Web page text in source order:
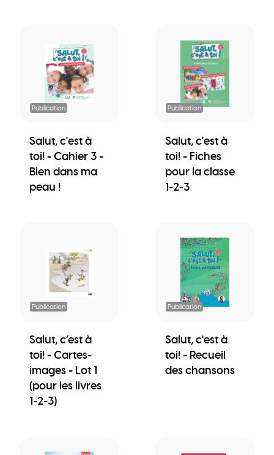
Publication
Salut, c'est à
toi! - Cahier 3 -
Bien dans ma
peau !
Publication
Salut, c'est à
toi! - Fiches
pour la classe
1-2-3
Publication
Salut, c’est à
toi! - Cartes-
images - Lot 1
(pour les livres
1-2-3)
Publication
Salut, c'est à
toi! - Recueil
des chansons